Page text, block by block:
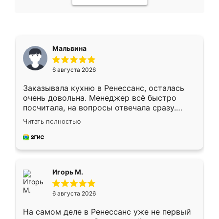
Мальвина
6 августа 2026
Заказывала кухню в Ренессанс, осталась
очень довольна. Менеджер всё быстро
посчитала, на вопросы отвечала сразу.
Замерщик приехал в субботу, подошёл к
делу со всей ответственностью. Собрали
за день, ребята работали аккуратно, даже
Читать полностью
Игорь М.
6 августа 2026
На самом деле в Ренессанс уже не первый